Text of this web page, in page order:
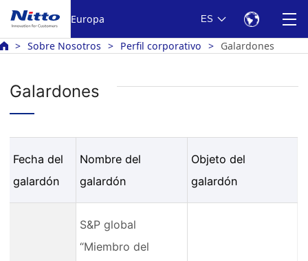
Europa ES
Sobre Nosotros Perfil corporativo Galardones
Galardones
Fecha del
galardón
Nombre del
galardón
Objeto del
galardón
S&P global
“Miembro del